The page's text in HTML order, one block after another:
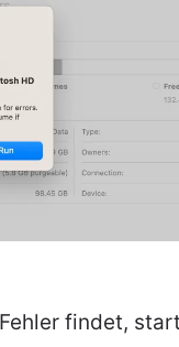
findet,